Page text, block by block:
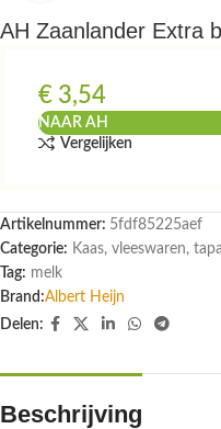
AH Zaanlander Extra
€ 3,54
NAAR AH
Vergelijken
Artikelnummer: 5fdf85225aef
Categorie: Kaas, vleeswaren,
Tag: melk
Brand:Albert Heijn
Delen:
Beschrijving